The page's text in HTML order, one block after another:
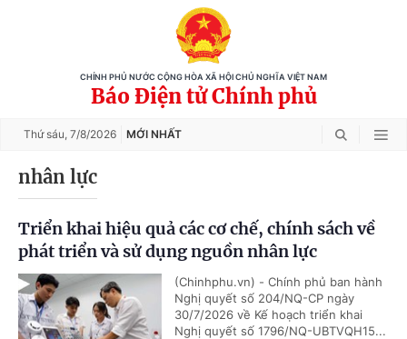
CHÍNH PHỦ NƯỚC CỘNG HÒA XÃ HỘI CHỦ NGHĨA VIỆT NAM
Báo Điện tử Chính phủ
Thứ sáu, 7/8/2026 MỚI NHẤT
nhân lực
Triển khai hiệu quả các cơ chế, chính sách về
phát triển và sử dụng nguồn nhân lực
(Chinhphu.vn) - Chính phủ ban hành
Nghị quyết số 204/NQ-CP ngày
30/7/2026 về Kế hoạch triển khai
Nghị quyết số 1796/NQ-UBTVQH15...